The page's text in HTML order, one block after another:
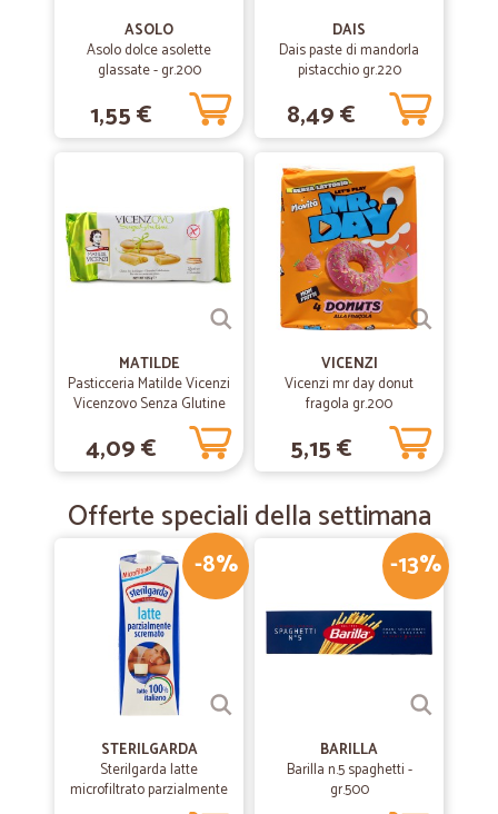
ASOLO
Asolo dolce asolette
glassate - gr.200
1,55 €
DAIS
Dais paste di mandorla
pistacchio gr.220
8,49 €
MATILDE
Pasticceria Matilde Vicenzi
Vicenzovo Senza Glutine
4,09 €
VICENZI
Vicenzi mr day donut
fragola gr.200
5,15 €
Offerte speciali della settimana
-8%
STERILGARDA
Sterilgarda latte
microfiltrato parzialmente
-13%
BARILLA
Barilla n.5 spaghetti -
gr.500